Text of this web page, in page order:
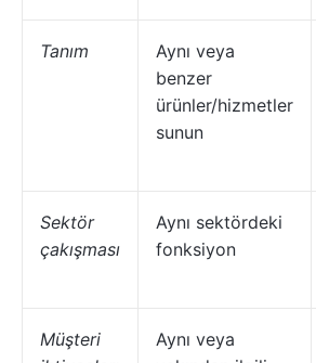
Tanım
Aynı veya
benzer
ürünler/hizmetler
sunun
Sektör
çakışması
Aynı sektördeki
fonksiyon
Müşteri
Aynı veya